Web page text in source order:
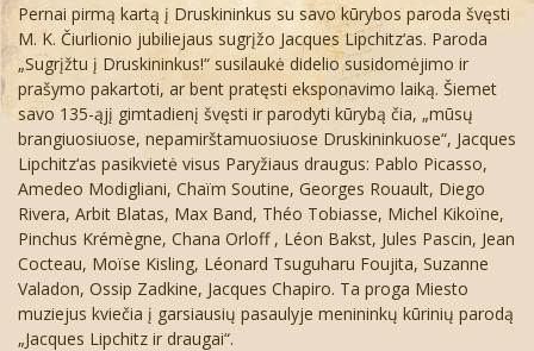
Kaip rasti muziejų?
Ekspozicijų lankymo laikas
Bilietų kainos
Bilietų užsakymai internetu
Virtualios ekspozicijos
Iki 2012 metų
Nuo 2013 metų
Druskininkų vaizdų atvirukai
Daiktai pažymėti Druskininkų signatūra
Mineralinio vandens buteliai
Buities daiktai
Fotografijos
B. Pilsudskio fotografijų rinkinys
Dailės kūriniai
Aktualijos
Archyvas
2020
Žaidimai
Surask Sūručio lobį
Pernai pirmą kartą į Druskininkus su savo kūrybos paroda švęsti
M. K. Čiurlionio jubiliejaus sugrįžo Jacques Lipchitz‘as. Paroda
„Sugrįžtu į Druskininkus!“ susilaukė didelio susidomėjimo ir
prašymo pakartoti, ar bent pratęsti eksponavimo laiką. Šiemet
savo 135-ąjį gimtadienį švęsti ir parodyti kūrybą čia, „mūsų
brangiuosiuose, nepamirštamuosiuose Druskininkuose“, Jacques
Lipchitz‘as pasikvietė visus Paryžiaus draugus: Pablo Picasso,
Amedeo Modigliani, Chaïm Soutine, Georges Rouault, Diego
Rivera, Arbit Blatas, Max Band, Théo Tobiasse, Michel Kikoïne,
Pinchus Krémègne, Chana Orloff , Léon Bakst, Jules Pascin, Jean
Cocteau, Moïse Kisling, Léonard Tsuguharu Foujita, Suzanne
Valadon, Ossip Zadkine, Jacques Chapiro. Ta proga Miesto
muziejus kviečia į garsiausių pasaulyje menininkų kūrinių parodą
„Jacques Lipchitz ir draugai“.